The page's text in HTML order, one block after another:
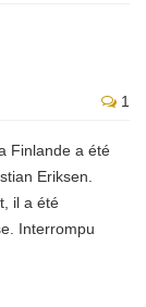
1
Finlande a été
Eriksen.
il a été
Interrompu